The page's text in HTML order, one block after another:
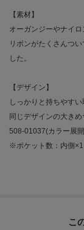
【素材】
オーガンジーやナイ
リボンがたくさんつ
した。
【デザイン】
しっかりと持ちやす
同じデザインの大きめ
508-01037(カラー展
※ポケット数：内側×1
こ